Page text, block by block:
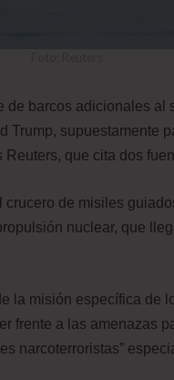
barcos adicionales al
supuestamente
Reuters, que cita dos
crucero de misiles
nuclear, que
la misión específica de
frente a las amenazas
narcoterroristas”